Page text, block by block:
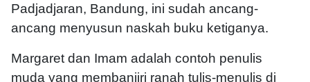
Padjadjaran, Bandung, ini sudah ancang-
ancang menyusun naskah buku ketiganya.
Margaret dan Imam adalah contoh penulis
muda yang membanjiri ranah tulis-menulis di